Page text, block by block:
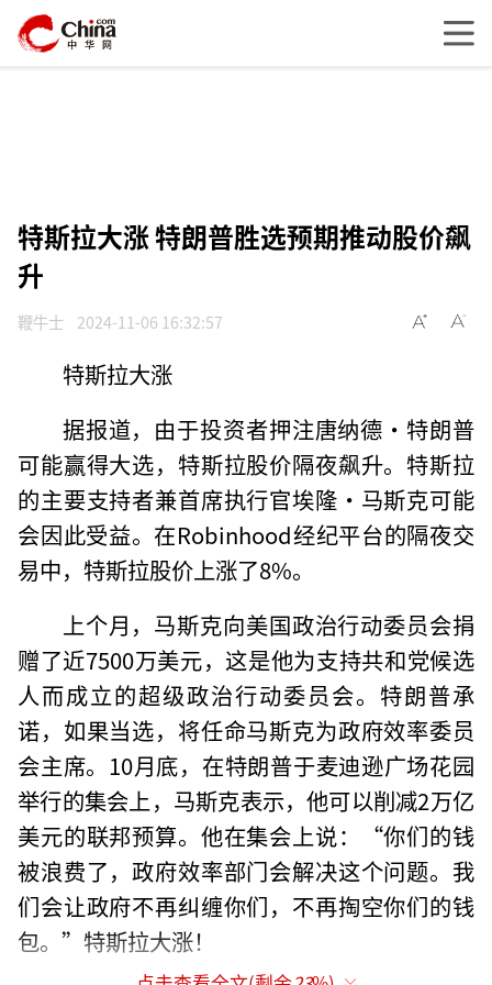
特斯拉大涨 特朗普胜选预期推动股价飙
升
鞭牛士 2024-11-06 16:32:57
特斯拉大涨
据报道，由于投资者押注唐纳德·特朗普
可能赢得大选，特斯拉股价隔夜飙升。特斯拉
的主要支持者兼首席执行官埃隆·马斯克可能
会因此受益。在Robinhood经纪平台的隔夜交
易中，特斯拉股价上涨了8%。
上个月，马斯克向美国政治行动委员会捐
赠了近7500万美元，这是他为支持共和党候选
人而成立的超级政治行动委员会。特朗普承
诺，如果当选，将任命马斯克为政府效率委员
会主席。10月底，在特朗普于麦迪逊广场花园
举行的集会上，马斯克表示，他可以削减2万亿
美元的联邦预算。他在集会上说：“你们的钱
被浪费了，政府效率部门会解决这个问题。我
们会让政府不再纠缠你们，不再掏空你们的钱
包。”特斯拉大涨！